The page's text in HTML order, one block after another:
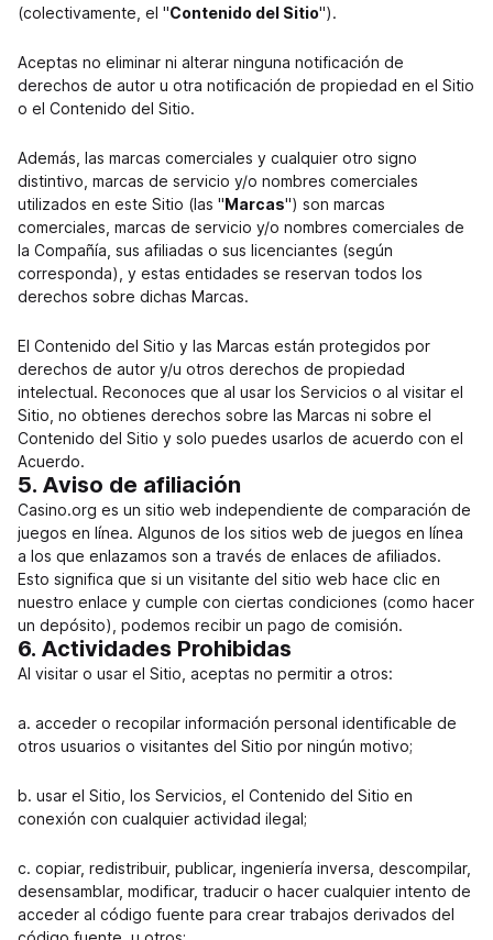
(colectivamente, el "Contenido del Sitio").
Aceptas no eliminar ni alterar ninguna notificación de
derechos de autor u otra notificación de propiedad en el Sitio
o el Contenido del Sitio.
Además, las marcas comerciales y cualquier otro signo
distintivo, marcas de servicio y/o nombres comerciales
utilizados en este Sitio (las "Marcas") son marcas
comerciales, marcas de servicio y/o nombres comerciales de
la Compañía, sus afiliadas o sus licenciantes (según
corresponda), y estas entidades se reservan todos los
derechos sobre dichas Marcas.
El Contenido del Sitio y las Marcas están protegidos por
derechos de autor y/u otros derechos de propiedad
intelectual. Reconoces que al usar los Servicios o al visitar el
Sitio, no obtienes derechos sobre las Marcas ni sobre el
Contenido del Sitio y solo puedes usarlos de acuerdo con el
Acuerdo.
5. Aviso de afiliación
Casino.org es un sitio web independiente de comparación de
juegos en línea. Algunos de los sitios web de juegos en línea
a los que enlazamos son a través de enlaces de afiliados.
Esto significa que si un visitante del sitio web hace clic en
nuestro enlace y cumple con ciertas condiciones (como hacer
un depósito), podemos recibir un pago de comisión.
6. Actividades Prohibidas
Al visitar o usar el Sitio, aceptas no permitir a otros:
a. acceder o recopilar información personal identificable de
otros usuarios o visitantes del Sitio por ningún motivo;
b. usar el Sitio, los Servicios, el Contenido del Sitio en
conexión con cualquier actividad ilegal;
c. copiar, redistribuir, publicar, ingeniería inversa, descompilar,
desensamblar, modificar, traducir o hacer cualquier intento de
acceder al código fuente para crear trabajos derivados del